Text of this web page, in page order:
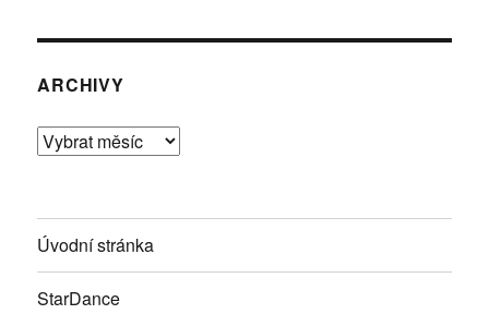
ARCHIVY
Archivy
Úvodní stránka
StarDance